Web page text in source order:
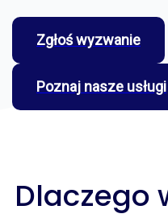
Zgłoś wyzwanie
Poznaj nasze usługi
Dlaczego